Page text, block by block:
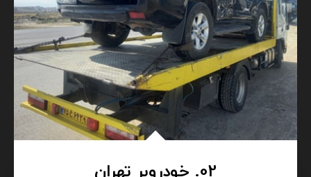
02. خودروبر تهران